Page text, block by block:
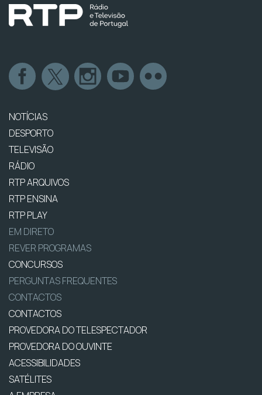
NOTÍCIAS
DESPORTO
TELEVISÃO
RÁDIO
RTP ARQUIVOS
RTP ENSINA
RTP PLAY
EM DIRETO
REVER PROGRAMAS
CONCURSOS
PERGUNTAS FREQUENTES
CONTACTOS
CONTACTOS
PROVEDORA DO TELESPECTADOR
PROVEDORA DO OUVINTE
ACESSIBILIDADES
SATÉLITES